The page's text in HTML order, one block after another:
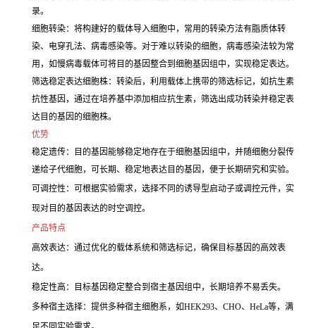
录。
细胞转染：将构建好的载体导入细胞中，常用的转染方法有脂质体转
染、电穿孔法、病毒感染等。对于难以转染的细胞，病毒感染法较为常
用，如慢病毒载体可将目的基因整合到细胞基因组中，实现稳定表达。
筛选稳定表达细胞株：转染后，利用载体上携带的筛选标记，如抗生素
抗性基因，通过在培养基中添加相应抗生素，筛选出成功转染并稳定表
达目的基因的细胞株。
优势
稳定遗传：目的基因能够稳定地存在于细胞基因组中，并随细胞分裂传
递给子代细胞，可长期、稳定地表达目的基因，便于长期研究和实验。
可调控性：可根据实验需求，选择不同的诱导型启动子或调控元件，实
现对目的基因表达的时空调控。
产品特点
高效表达：通过优化的载体系统和筛选标记，确保目标基因的高效表
达。
稳定性高：目标基因稳定整合到宿主基因组中，长期培养不易丢失。
多种宿主选择：提供多种宿主细胞系，如HEK293、CHO、HeLa等，满